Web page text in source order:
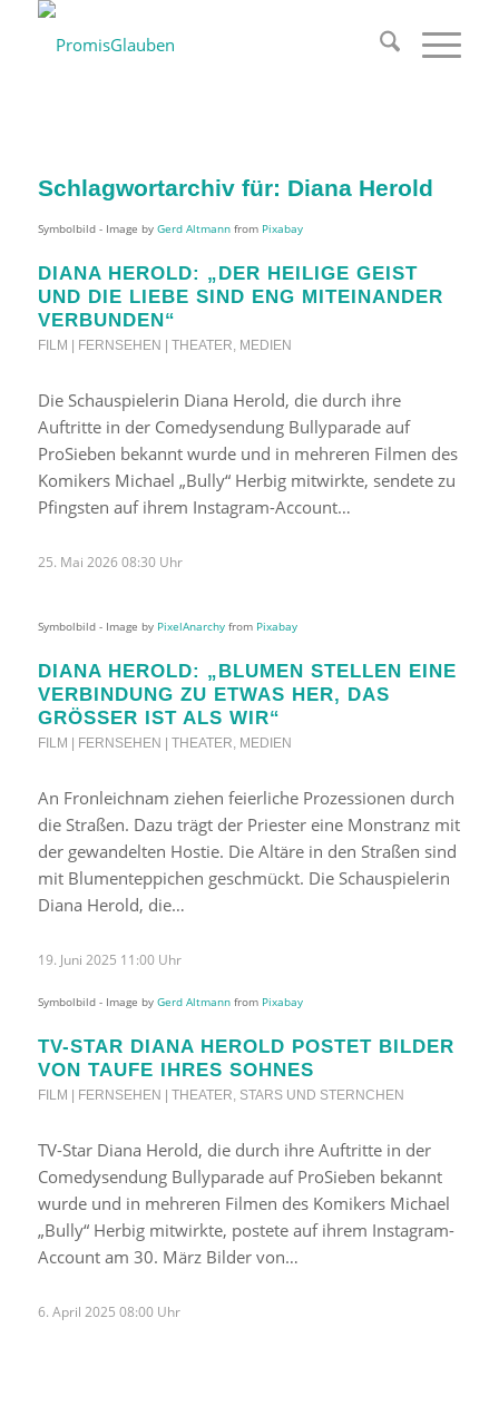
Schlagwortarchiv für: Diana Herold
Symbolbild - Image by Gerd Altmannfrom Pixabay
DIANA HEROLD: „DER HEILIGE GEIST
UND DIE LIEBE SIND ENG MITEINANDER
VERBUNDEN“
FILM | FERNSEHEN | THEATER, MEDIEN
Die Schauspielerin Diana Herold, die durch ihre
Auftritte in der Comedysendung Bullyparade auf
ProSieben bekannt wurde und in mehreren Filmen des
Komikers Michael „Bully“ Herbig mitwirkte, sendete zu
Pfingsten auf ihrem Instagram-Account…
25. Mai 2026 08:30 Uhr
Symbolbild - Image by PixelAnarchyfrom Pixabay
DIANA HEROLD: „BLUMEN STELLEN EINE
VERBINDUNG ZU ETWAS HER, DAS
GRÖSSER IST ALS WIR“
FILM | FERNSEHEN | THEATER, MEDIEN
An Fronleichnam ziehen feierliche Prozessionen durch
die Straßen. Dazu trägt der Priester eine Monstranz mit
der gewandelten Hostie. Die Altäre in den Straßen sind
mit Blumenteppichen geschmückt. Die Schauspielerin
Diana Herold, die…
19. Juni 2025 11:00 Uhr
Symbolbild - Image by Gerd Altmannfrom Pixabay
TV-STAR DIANA HEROLD POSTET BILDER
VON TAUFE IHRES SOHNES
FILM | FERNSEHEN | THEATER, STARS UND STERNCHEN
TV-Star Diana Herold, die durch ihre Auftritte in der
Comedysendung Bullyparade auf ProSieben bekannt
wurde und in mehreren Filmen des Komikers Michael
„Bully“ Herbig mitwirkte, postete auf ihrem Instagram-
Account am 30. März Bilder von…
6. April 2025 08:00 Uhr